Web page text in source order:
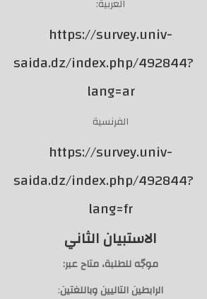
العربية:
https://survey.univ-
saida.dz/index.php/492844?
lang=ar
الفرنسية
https://survey.univ-
saida.dz/index.php/492844?
lang=fr
الاستبيان الثاني
موجّه للطلبة، متاح عبر:
الرابطين التاليين وباللغتين: